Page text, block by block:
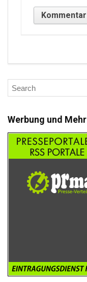
Werbung und Mehr